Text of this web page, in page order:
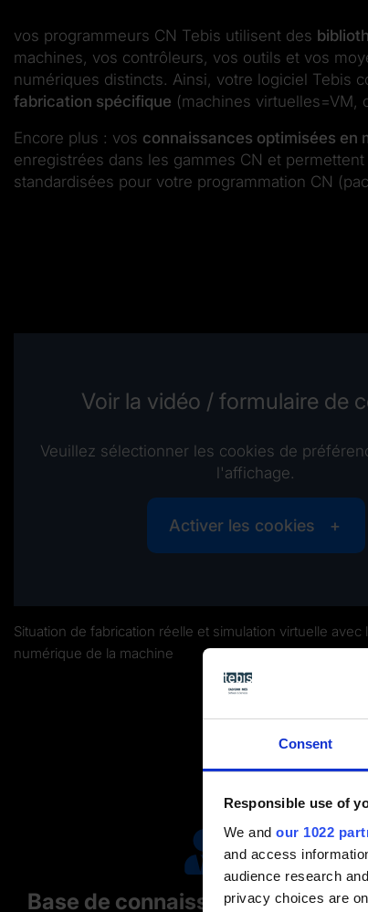
Consent
Responsible use of
We and our 1022
and access
audience research
privacy choices are
vos programmeurs CN Tebis utilisent des
machines, vos contrôleurs, vos outils et vos
numériques distincts. Ainsi, votre logiciel Tebis
fabrication spécifique (machines virtuelles=VM,
Encore plus : vos connaissances optimisées en
enregistrées dans les gammes CN et
standardisées pour votre programmation CN
Voir la vidéo / formulaire de
Veuillez sélectionner les cookies de
l'affichage.
Activer les cookies
Situation de fabrication réelle et simulation virtuelle avec
numérique de la machine
Base de connaissances